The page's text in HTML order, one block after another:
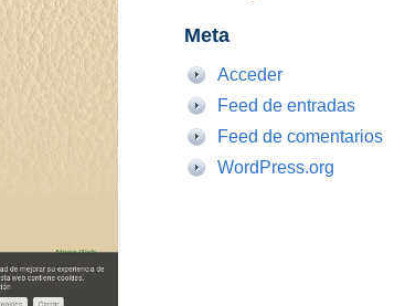
Meta
Acceder
Feed de entradas
Feed de comentarios
WordPress.org